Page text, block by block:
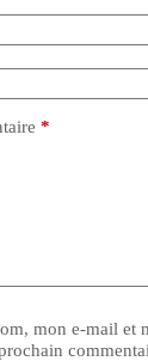
*
mon e-mail et